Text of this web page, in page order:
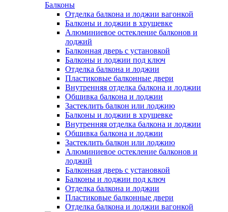
Балконы
Отделка балкона и лоджии вагонкой
Балконы и лоджии в хрущевке
Алюминиевое остекление балконов и
лоджий
Балконная дверь с установкой
Балконы и лоджии под ключ
Отделка балкона и лоджии
Пластиковые балконные двери
Внутренняя отделка балкона и лоджии
Обшивка балкона и лоджии
Застеклить балкон или лоджию
Балконы и лоджии в хрущевке
Внутренняя отделка балкона и лоджии
Обшивка балкона и лоджии
Застеклить балкон или лоджию
Алюминиевое остекление балконов и
лоджий
Балконная дверь с установкой
Балконы и лоджии под ключ
Отделка балкона и лоджии
Пластиковые балконные двери
Отделка балкона и лоджии вагонкой